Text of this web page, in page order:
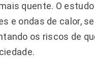
quente. O
e ondas de calor,
os riscos de